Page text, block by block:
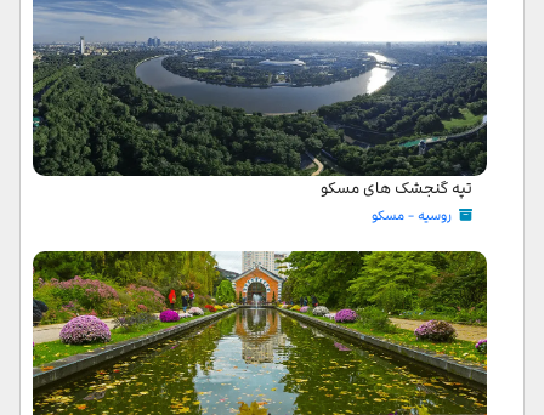
تپه گنجشک های مسکو
روسیه - مسکو